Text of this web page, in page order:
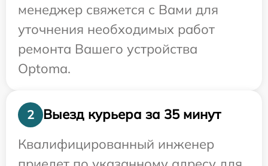
менеджер свяжется с Вами для
уточнения необходимых работ
ремонта Вашего устройства
Optoma.
2
Выезд курьера за 35 минут
Квалифицированный инженер